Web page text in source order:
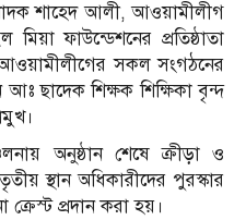
শাহেদ আলী, আওয়ামীলীগ
ফাউন্ডেশনের প্রতিষ্ঠাতা
সকল সংগঠনের
আঃ ছাদেক শিক্ষক শিক্ষিকা বৃন্দ
অনুষ্ঠান শেষে ক্রীড়া ও
স্থান অধিকারীদের পুরস্কার
ক্রেস্ট প্রদান করা হয়।